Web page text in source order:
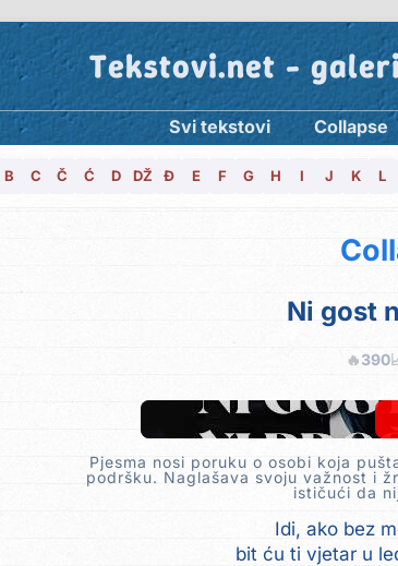
Tekstovi.net -
Svi tekstovi Collapse
B C Č Ć D DŽ Đ E F G H I J K L
Ni gost
🔥390
Pjesma nosi poruku o osobi koja
podršku. Naglašava svoju važnost i
ističući da
Idi, ako bez
bit ću ti vjetar u